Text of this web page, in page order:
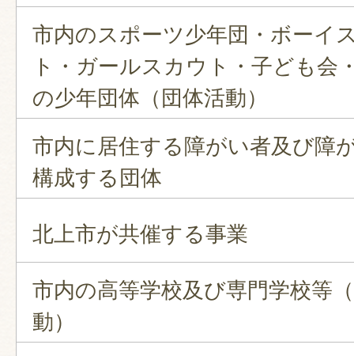
市内のスポーツ少年団・ボーイ
ト・ガールスカウト・子ども会
の少年団体（団体活動）
市内に居住する障がい者及び障
構成する団体
北上市が共催する事業
市内の高等学校及び専門学校等
動）